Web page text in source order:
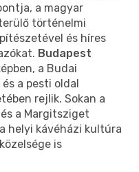
a magyar
történelmi
és híres
Budapest
a Budai
a pesti oldal
rejlik. Sokan a
a Margitsziget
helyi kávéházi kultúra
is